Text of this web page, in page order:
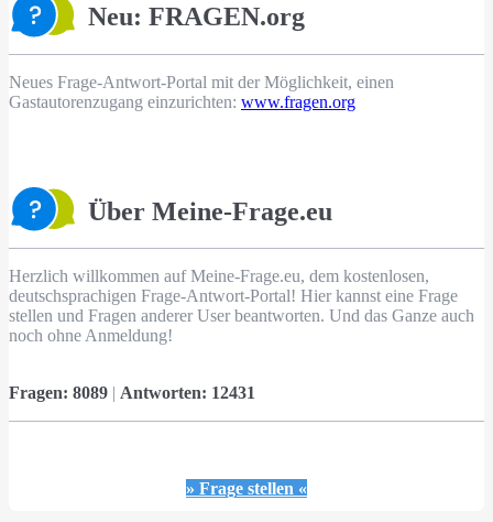
Neu: FRAGEN.org
Neues Frage-Antwort-Portal mit der Möglichkeit, einen
Gastautorenzugang einzurichten: www.fragen.org
Über Meine-Frage.eu
Herzlich willkommen auf Meine-Frage.eu, dem kostenlosen,
deutschsprachigen Frage-Antwort-Portal! Hier kannst eine Frage
stellen und Fragen anderer User beantworten. Und das Ganze auch
noch ohne Anmeldung!
Fragen: 8089 | Antworten: 12431
» Frage stellen «